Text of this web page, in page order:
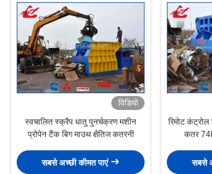
विडियो
स्वचालित स्क्रैप धातु पुनर्चक्रण मशीन
प्रोपेन टैंक बिग माउथ क्षैतिज कतरनी
सबसे अच्छी कीमत पाएं
रिमोट कंट्रोल
कतर
सबसे